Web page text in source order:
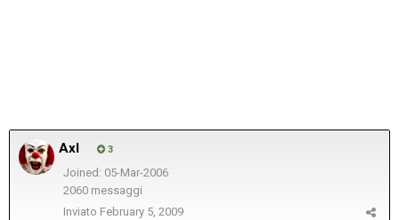
Axl 3
Joined: 05-Mar-2006
2060 messaggi
Inviato February 5, 2009